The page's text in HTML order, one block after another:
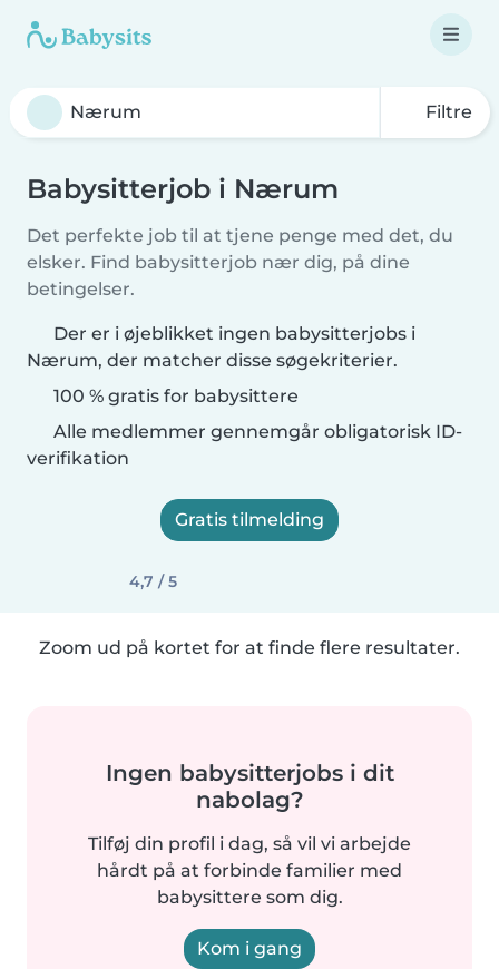
Filtre
Babysitterjob i Nærum
Det perfekte job til at tjene penge med det, du
elsker. Find babysitterjob nær dig, på dine
betingelser.
Der er i øjeblikket ingen babysitterjobs i
Nærum, der matcher disse søgekriterier.
100 % gratis for babysittere
Alle medlemmer gennemgår obligatorisk ID-
verifikation
Gratis tilmelding
4,7 / 5
Zoom ud på kortet for at finde flere resultater.
Ingen babysitterjobs i dit
nabolag?
Tilføj din profil i dag, så vil vi arbejde
hårdt på at forbinde familier med
babysittere som dig.
Kom i gang